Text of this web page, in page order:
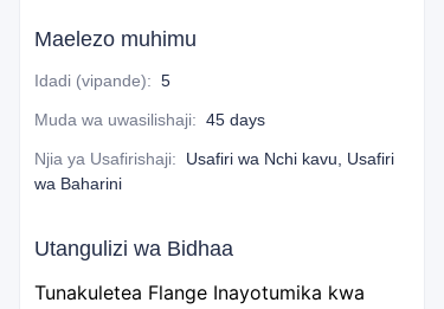
Maelezo muhimu
Idadi (vipande): 5
Muda wa uwasilishaji: 45 days
Njia ya Usafirishaji:
Usafiri wa Nchi kavu, Usafiri
wa Baharini
Utangulizi wa Bidhaa
Tunakuletea Flange Inayotumika kwa